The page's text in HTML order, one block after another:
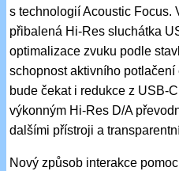
s technologií Acoustic Focus.
přibalená Hi-Res sluchátka
optimalizace zvuku podle
schopnost aktivního
bude čekat i redukce z USB-
výkonným Hi-Res D/A
dalšími přístroji a
Nový způsob interakce